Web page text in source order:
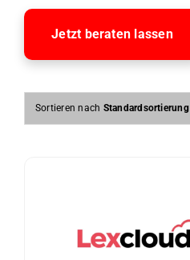
Jetzt beraten lassen
Sortieren nach Standardsortierung